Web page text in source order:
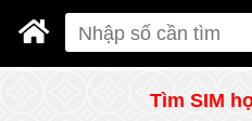
Tìm SIM